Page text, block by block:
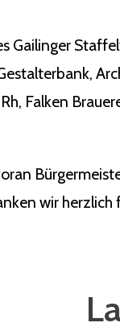
Gailinger
Falken
wir